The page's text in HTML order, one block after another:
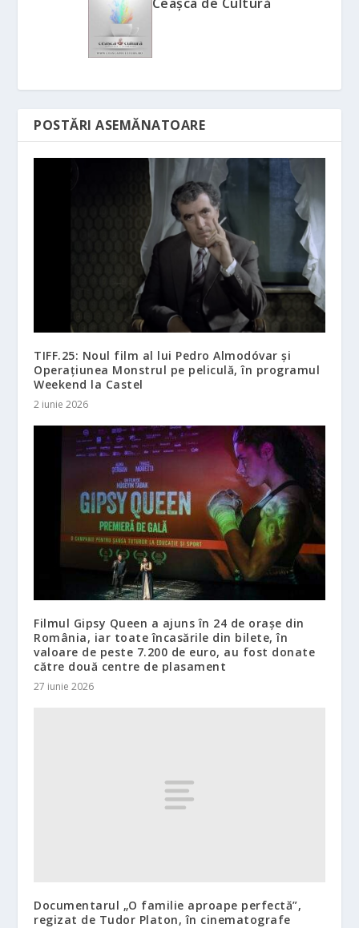
Ceașca de Cultură
POSTĂRI ASEMĂNATOARE
TIFF.25: Noul film al lui Pedro Almodóvar și
Operațiunea Monstrul pe peliculă, în programul
Weekend la Castel
2 iunie 2026
Filmul Gipsy Queen a ajuns în 24 de orașe din
România, iar toate încasările din bilete, în
valoare de peste 7.200 de euro, au fost donate
către două centre de plasament
27 iunie 2026
Documentarul „O familie aproape perfectă”,
regizat de Tudor Platon, în cinematografe